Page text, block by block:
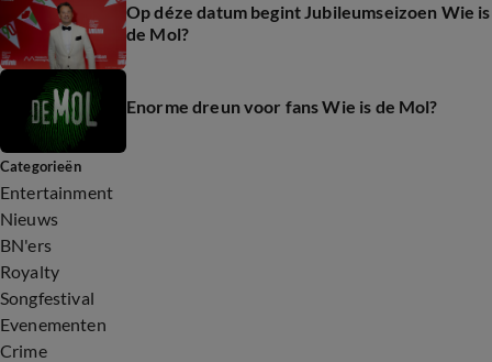
Op déze datum begint Jubileumseizoen Wie is
de Mol?
Enorme dreun voor fans Wie is de Mol?
Categorieën
Entertainment
Nieuws
BN'ers
Royalty
Songfestival
Evenementen
Crime